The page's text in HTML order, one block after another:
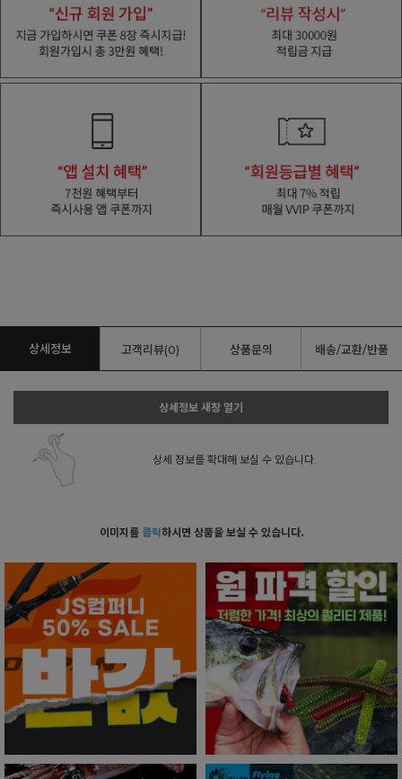
상세정보 고객리뷰(0) 상품문의 배송/교환/반품
상세정보 새창 열기
상세 정보를 확대해 보실 수 있습니다.
이미지를 클릭하시면 상품을 보실 수 있습니다.